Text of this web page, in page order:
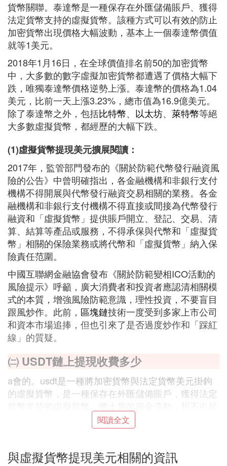
貨幣關聯。泰達幣是一種保存在外匯儲備賬戶、獲得
法定貨幣支持的虛擬貨幣。該種方式可以有效的防止
加密貨幣出現價格大幅波動，基本上一個泰達幣價值
就等1美元。
2018年1月16日，在全球價值排名前50的加密貨幣
中，大多數的數字虛擬加密貨幣都遭遇了價格大幅下
跌，唯獨泰達幣價格逆勢上漲。泰達幣的價格為1.04
美元，比前一天上漲3.23%，總市值為16.9億美元。
除了泰達幣之外，包括比特幣、 以太坊、 萊特幣等絕
大多數虛擬貨幣，都經歷的大幅下跌。
(1)虛擬貨幣提現美元擴展閱讀：
2017年，監管部門發布的《關於防範代幣發行融資風
險的公告》中曾明確指出，各金融機構和非銀行支付
機構不得開展與代幣發行融資交易相關的業務。各金
融機構和非銀行支付機構不得直接或間接為代幣發行
融資和「虛擬貨幣」提供賬戶開立、登記、交易、清
算、結算等產品或服務，不得承保與代幣和「虛擬貨
幣」相關的保險業務或將代幣和「虛擬貨幣」納入保
險責任范圍。
中國互聯網金融協會發布《關於防範變相ICO活動的
風險提示》呼籲，廣大消費者和投資者應認清相關模
式的本質，增強風險防範意識，理性投資，不要盲目
跟風炒作。此前， 區塊鏈技術一度受到多家上市公司
和資本市場追捧，但也引來了是否過度炒作和「踩紅
線」的質疑。
㈡ USDT鏈上提現收費多少
a會的。usdt是一種將加密貨幣與法定貨幣美元掛鉤
的虛擬貨幣，是一種保存在外匯儲備賬戶，獲得法定
銀行的注意都難，不被查的概率極校涉及到外匯交易
層面，肯定會引起銀行方面一定的警惕
㈢ hi幣,美金可以提現出來嗎
閱讀全文
與虛擬貨幣提現美元相關的資訊